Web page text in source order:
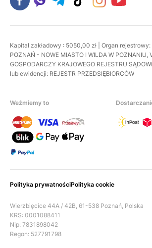
Kapitał zakładowy : 5050,00 zł | Organ rejestrowy:
POZNAŃ - NOWE MIASTO I WILDA W POZNANIU,
GOSPODARCZY KRAJOWEGO REJESTRU
lub ewidencji: REJESTR PRZEDSIĘBIORCÓW
Weźmiemy to
Polityka prywatnościPolityka cookie
Wierzbięcice 44A / 42B, 61-538 Poznań, Polska
KRS: 0001088411
Nip: 7831898042
Regon: 527791798